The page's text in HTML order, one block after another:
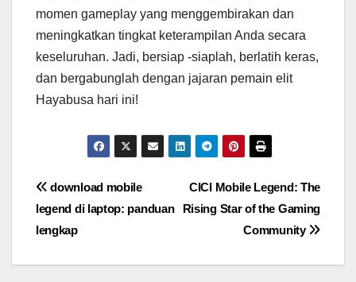
momen gameplay yang menggembirakan dan
meningkatkan tingkat keterampilan Anda secara
keseluruhan. Jadi, bersiap -siaplah, berlatih keras,
dan bergabunglah dengan jajaran pemain elit
Hayabusa hari ini!
Post
navigation
CICI Mobile Legend: The
Rising Star of the Gaming
Community
download mobile
legend di laptop: panduan
lengkap